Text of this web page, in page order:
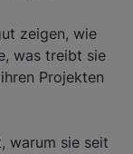
zeigen, wie
was treibt sie
Projekten
warum sie seit